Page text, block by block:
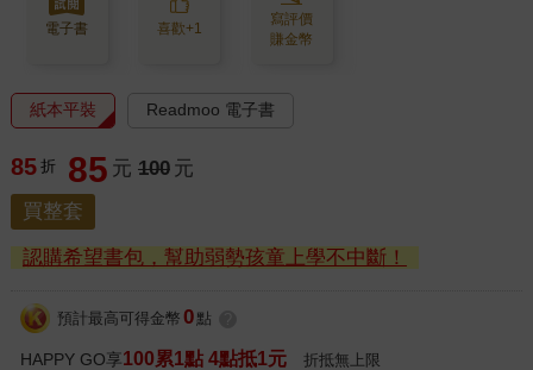
電子書 喜歡+1
寫評價
賺金幣
紙本平裝 Readmoo 電子書
85 折 85 元 100 元
買整套
認購希望書包，幫助弱勢孩童上學不中斷！
預計最高可得金幣 0 點
HAPPY GO享100累1點 4點抵1元 折抵無上限